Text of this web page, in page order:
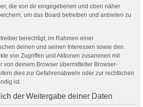
die von dir eingegebenen und oben näher
um das Board betreiben und anbieten zu
berechtigt, im Rahmen einer
deinen und seinen Interessen sowie den
von Zugriffen und Aktionen zusammen mit
von deinem Browser übermittelter Browser-
dies zur Gefahrenabwehr oder zur rechtlichen
ist.
der Weitergabe deiner Daten